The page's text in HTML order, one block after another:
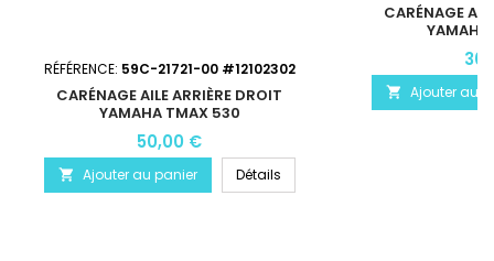
RÉFÉRENCE: 59C-21721-00 #12102302
CARÉNAGE AILE ARRIÈRE DROIT
YAMAHA TMAX 530
50,00 €
 Ajouter au panier Détails
CARÉNAGE
 Ajouter au